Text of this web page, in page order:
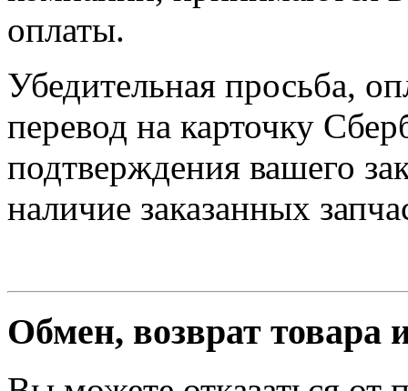
оплаты.
Убедительная просьба,
перевод на карточку
подтверждения вашего
наличие заказанных
Обмен, возврат товара